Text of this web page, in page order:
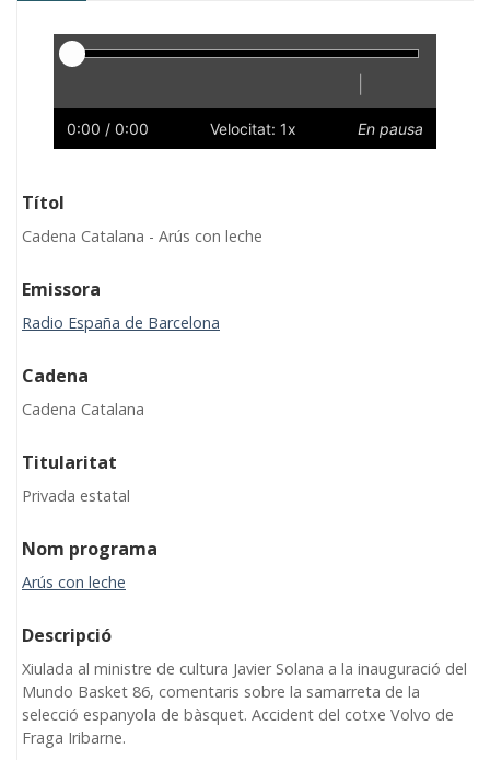
Reproductor
Lent
0:00 / 0:00 Velocitat: 1x En pausa
Títol
Cadena Catalana - Arús con leche
Emissora
Radio España de Barcelona
Cadena
Cadena Catalana
Titularitat
Privada estatal
Nom programa
Arús con leche
Descripció
Xiulada al ministre de cultura Javier Solana a la inauguració del
Mundo Basket 86, comentaris sobre la samarreta de la
selecció espanyola de bàsquet. Accident del cotxe Volvo de
Fraga Iribarne.